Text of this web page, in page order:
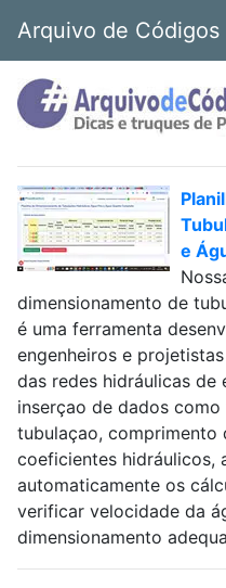
Arquivo de Códigos
e
dimensionamento de
é uma ferramenta
engenheiros e
das redes hidráulicas de
inserçao de dados
tubulaçao, comprimento
coeficientes hidráulicos,
automaticamente os
verificar velocidade da
dimensionamento